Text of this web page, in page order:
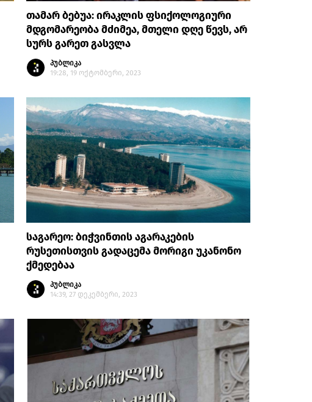
თამარ ბებუა: ირაკლის ფსიქოლოგიური
მდგომარეობა მძიმეა, მთელი დღე წევს, არ
სურს გარეთ გასვლა
პუბლიკა
19:28, 19 ოქტომბერი, 2023
საგარეო: ბიჭვინთის აგარაკების
რუსეთისთვის გადაცემა მორიგი უკანონო
ქმედებაა
პუბლიკა
14:39, 27 დეკემბერი, 2023